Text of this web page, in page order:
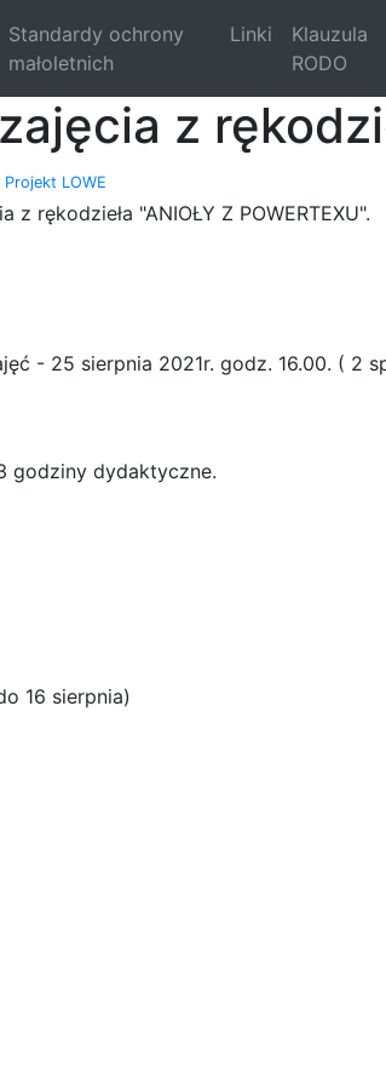
Standardy ochrony
małoletnich
Linki
Klauzula
RODO
z
Projekt LOWE
rękodzieła "ANIOŁY Z POWERTEXU".
- 25 sierpnia 2021r. godz. 16.00. ( 2
godziny dydaktyczne.
16 sierpnia)